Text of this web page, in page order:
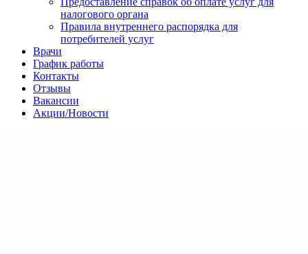
налогового органа
Правила внутреннего распорядка для
потребителей услуг
Врачи
График работы
Контакты
Отзывы
Вакансии
Акции/Новости